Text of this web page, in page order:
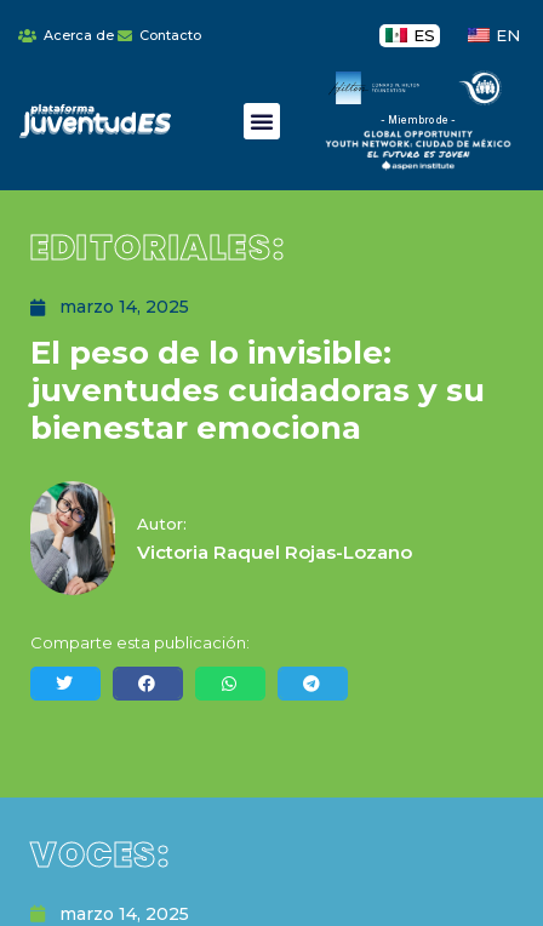
Acerca de Contacto ES EN
- Miembro de -
EDITORIALES:
marzo 14, 2025
El peso de lo invisible:
juventudes cuidadoras y su
bienestar emociona
Autor:
Victoria Raquel Rojas-Lozano
Comparte esta publicación:
VOCES:
marzo 14, 2025